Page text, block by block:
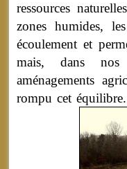
ressources
zones humides,
écoulement et
mais, dans nos
aménagements
rompu cet